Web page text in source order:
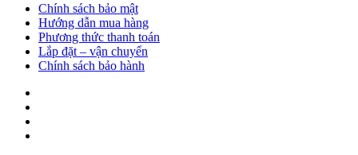
Chính sách bảo mật
Hướng dẫn mua hàng
Phương thức thanh toán
Lắp đặt – vận chuyển
Chính sách bảo hành